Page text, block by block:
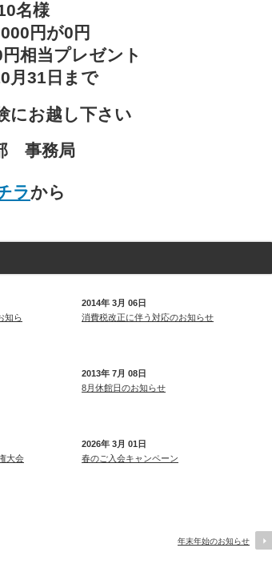
名様
円が0円
相当プレゼント
31日まで
にお越し下さい
事務局
ラから
知ら
2014年 3月 06日
消費税改正に伴う対応のお知らせ
2013年 7月 08日
8月休館日のお知らせ
大会
2026年 3月 01日
春のご入会キャンペーン
年末年始のお知らせ